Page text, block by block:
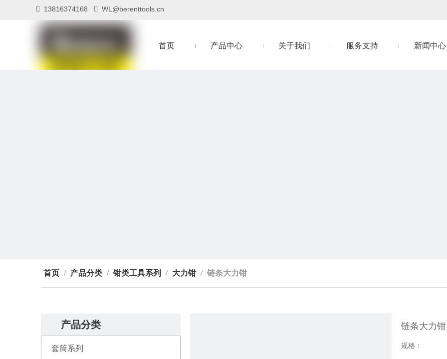
 13816374168  WL@berenttools.cn
首页 产品中心 关于我们 服务支持 新闻中心
首页 / 产品分类 / 钳类工具系列 / 大力钳 / 链条大力钳
产品分类
套筒系列
链条大力
规格：